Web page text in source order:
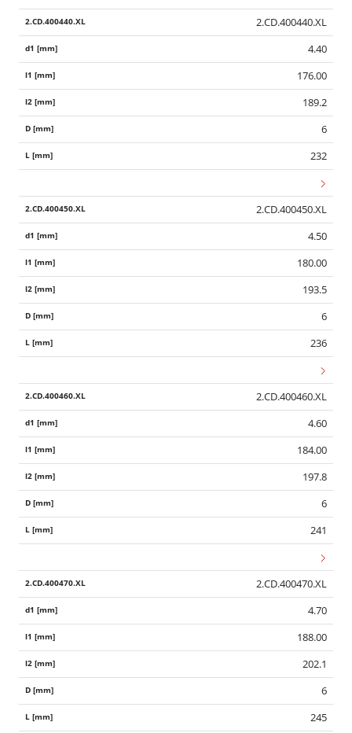
2.CD.400440.XL
4.40
176.00
189.2
6
232
2.CD.400450.XL
4.50
180.00
193.5
6
236
2.CD.400460.XL
4.60
184.00
197.8
6
241
2.CD.400470.XL
4.70
188.00
202.1
6
245